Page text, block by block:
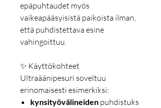
epäpuhtaudet myös
vaikeapääsyisistä paikoista ilman,
että puhdistettava esine
vahingoittuu.
✨ Käyttökohteet
Ultraäänipesuri soveltuu
erinomaisesti esimerkiksi:
kynsityövälineiden puhdistuks